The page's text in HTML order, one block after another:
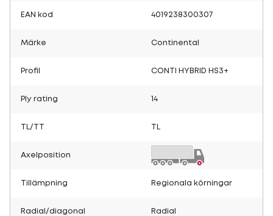
EAN kod 4019238300307
Märke Continental
Profil CONTI HYBRID HS3+
Ply rating 14
TL/TT
Axelposition
Tillämpning Regionala körningar
Radial/diagonal Radial